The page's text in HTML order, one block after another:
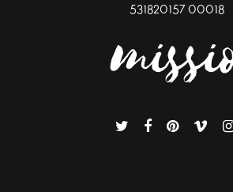
531820157 00018